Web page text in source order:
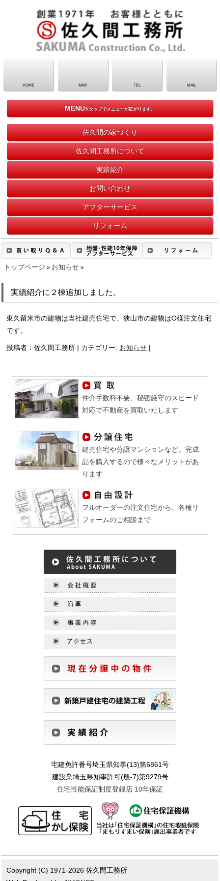
HOME MAP TEL MAIL
MENU※タップでメニューが広がります。
佐久間の家づくり
佐久間工務所について
実績紹介
お問い合わせ
アフターサービス
リフォーム
トップページ » お知らせ »
実績紹介に２棟追加しました。
東久留米市の建物は当社建売住宅で、狭山市の建物はO様注文住宅
です。
投稿者：佐久間工務所 | カテゴリー: お知らせ |
仲介手数料不要、秘密厳守のスピード
対応で不動産を買取いたします
建売住宅や分譲マンションなど。完成
品を購入するので様々なメリットがあ
ります
フルオーダーの注文住宅から、各種リ
フォームのご相談まで
宅建免許番号埼玉県知事(13)第6861号
建設業埼玉県知事許可(般-7)第9279号
住宅性能保証制度登録店 10年保証
Copyright (C) 1971-2026 佐久間工務所